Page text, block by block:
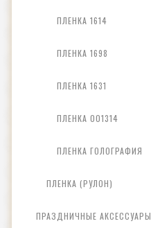
ПЛЕНКА 1614
ПЛЕНКА 1698
ПЛЕНКА 1631
ПЛЕНКА 001314
ПЛЕНКА ГОЛОГРАФИЯ
ПЛЕНКА (РУЛОН)
ПРАЗДНИЧНЫЕ АКСЕССУАРЫ